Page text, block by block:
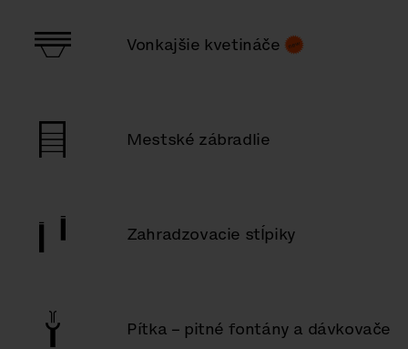
Vonkajšie kvetináče
Mestské zábradlie
Zahradzovacie stĺpiky
Pítka – pitné fontány a dávkovače